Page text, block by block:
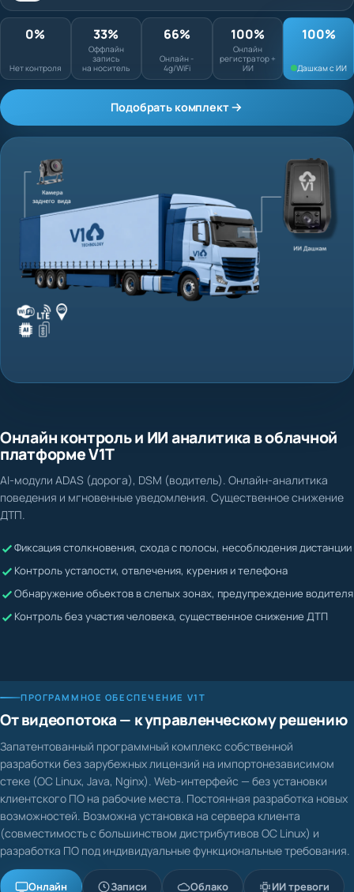
0%
Оффлайн запись
на носитель
66%
Онлайн - 4g/WiFi
100%
Жалобы невозможно подтвердить или опровергнуть
Водитель может скрывать нарушения
Онлайн контроль и ИИ аналитика в облачной
платформе V1T
поведения и мгновенные уведомления. Существенное снижение
ДТП.
От видеопотока — к управленческому решению
разработки без зарубежных лицензий на импортонезависимом
стеке (ОС Linux, Java, Nginx). Web-интерфейс — без установки
клиентского ПО на рабочие места. Постоянная разработка новых
возможностей. Возможна установка на сервера клиента
(совместимость с большинством дистрибутивов ОС Linux) и
разработка ПО под индивидуальные функциональные требования.